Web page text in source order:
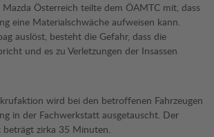
Österreich teilte dem ÖAMTC mit, dass
eine Materialschwäche aufweisen kann.
auslöst, besteht die Gefahr, dass die
und es zu Verletzungen der Insassen
wird bei den betroffenen Fahrzeugen
in der Fachwerkstatt ausgetauscht. Der
zirka 35 Minuten.